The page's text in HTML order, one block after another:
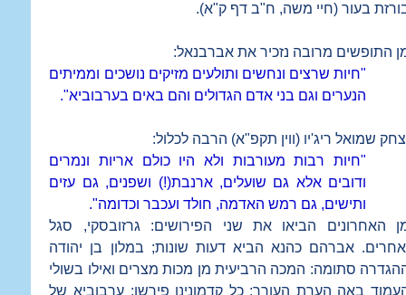
בעור (חיי משה, ח"ב דף ק"א).
התופשים מרובה נזכיר את אברבנאל:
"חיות שרצים ונחשים ותולעים מזיקים נושכים וממיתים
הנערים וגם בני אדם הגדולים והם באים בערבוביא".
שמואל ריג'יו (ווין תקפ"א) הרבה לכלול:
"חיות רבות מעורבות ולא היו כולם אריות ונמרים
ודובים אלא גם שועלים, ארנבת(!) ושפנים, גם עזים
ותישים, גם רמש האדמה, חולד ועכבר וכדומה".
האחרונים הביאו את שני הפירושים: גרזובסקי, סגל
אברהם כהנא הביא דעות שונות; במלון בן יהודה
סתומה: המכה הרביעית מן מכות מצרים ואילו בשולי
באה הערת העורך; כל קדמונינו פירשו: ערבוביא של